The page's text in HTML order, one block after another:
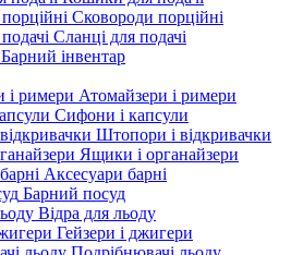
Сковороди порційні
Сланці для подачі
Барний інвентар
Атомайзери і римери
Сифони і капсули
Штопори і відкривачки
Ящики і органайзери
Аксесуари барні
Барний посуд
Відра для льоду
Гейзери і джигери